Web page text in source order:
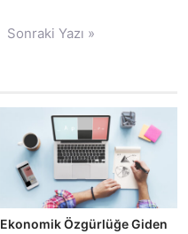
Sonraki Yazı »
Ekonomik Özgürlüğe Giden